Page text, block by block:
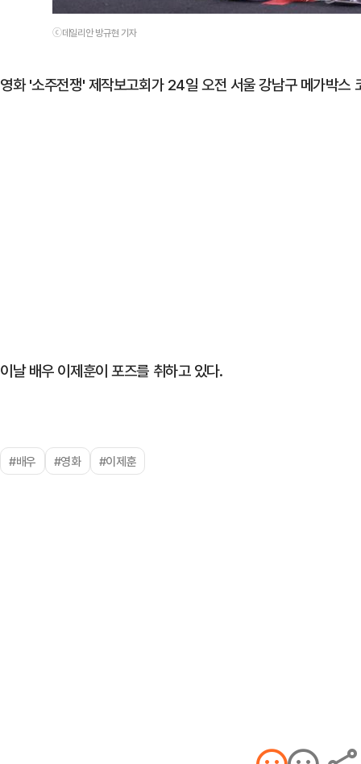
ⓒ데일리안 방규현 기자
영화 '소주전쟁' 제작보고회가 24일 오전 서울 강남구 메가박스
이날 배우 이제훈이 포즈를 취하고 있다.
#배우 #영화 #이제훈